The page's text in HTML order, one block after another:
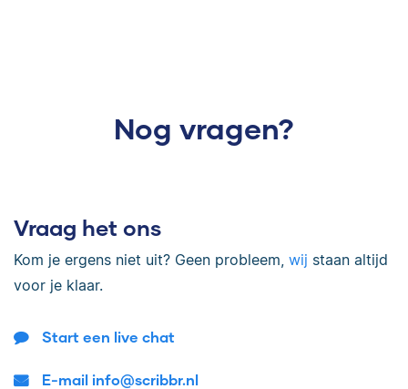
Nog vragen?
Vraag het ons
Kom je ergens niet uit? Geen probleem, wij staan altijd
voor je klaar.
Start een live chat
E-mail info@scribbr.nl